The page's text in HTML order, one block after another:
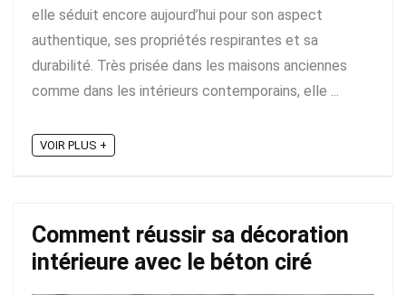
elle séduit encore aujourd’hui pour son aspect
authentique, ses propriétés respirantes et sa
durabilité. Très prisée dans les maisons anciennes
comme dans les intérieurs contemporains, elle ...
VOIR PLUS +
Comment réussir sa décoration
intérieure avec le béton ciré